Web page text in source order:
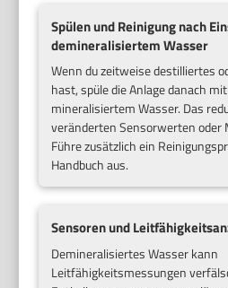
Spülen und Reinigung nach
demineralisiertem Wasser
Wenn du zeitweise destilliertes
hast, spüle die Anlage danach
mineralisiertem Wasser. Das
veränderten Sensorwerten oder
Führe zusätzlich ein
Handbuch aus.
Sensoren und
Demineralisiertes Wasser kann
Leitfähigkeitsmessungen